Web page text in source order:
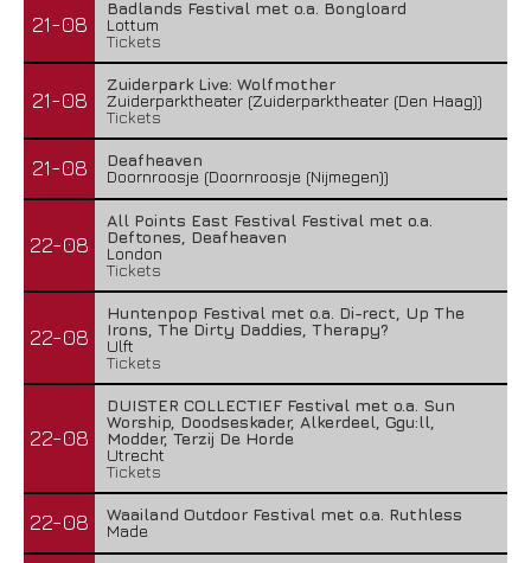
21-08
Badlands Festival met o.a. Bongloard
Lottum
Tickets
21-08
Zuiderpark Live: Wolfmother
Zuiderparktheater (Zuiderparktheater (Den Haag))
Tickets
21-08
Deafheaven
Doornroosje (Doornroosje (Nijmegen))
22-08
All Points East Festival Festival met o.a.
Deftones, Deafheaven
London
Tickets
22-08
Huntenpop Festival met o.a. Di-rect, Up The
Irons, The Dirty Daddies, Therapy?
Ulft
Tickets
22-08
DUISTER COLLECTIEF Festival met o.a. Sun
Worship, Doodseskader, Alkerdeel, Ggu:ll,
Modder, Terzij De Horde
Utrecht
Tickets
22-08
Waailand Outdoor Festival met o.a. Ruthless
Made